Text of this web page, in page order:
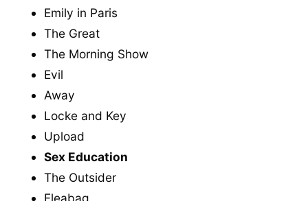
Emily in Paris
The Great
The Morning Show
Evil
Away
Locke and Key
Upload
Sex Education
The Outsider
Fleabag